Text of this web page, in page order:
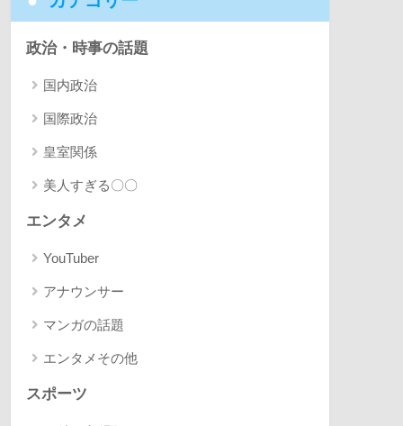
政治・時事の話題
国内政治
国際政治
皇室関係
美人すぎる〇〇
エンタメ
YouTuber
アナウンサー
マンガの話題
エンタメその他
スポーツ